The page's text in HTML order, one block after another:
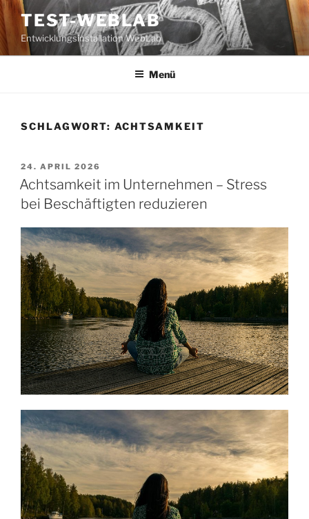
Zum
Inhalt
springen
TEST-WEBLAB
Entwicklungsinstallation WebLab
Menü
SCHLAGWORT: ACHTSAMKEIT
VERÖFFENTLICHT
AM
24. APRIL 2026
Achtsamkeit im Unternehmen – Stress
bei Beschäftigten reduzieren